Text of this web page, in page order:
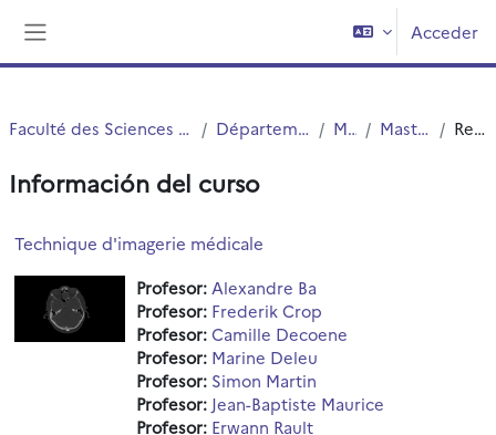
Acceder
Faculté des Sciences et Technologies (FST) Département Physique Master Master 2 PBM Resumen
Información del curso
Technique d'imagerie médicale
Profesor: Alexandre Ba
Profesor: Frederik Crop
Profesor:Camille Decoene
Profesor: Marine Deleu
Profesor: Simon Martin
Profesor: Jean-Baptiste Maurice
Profesor: Erwann Rault